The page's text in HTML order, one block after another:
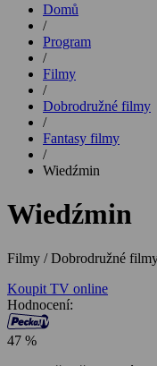
Domů
/
Program
/
Filmy
/
Dobrodružné filmy
/
Fantasy filmy
/
Wiedźmin
Wiedźmin
Filmy / Dobrodružné
Koupit TV online
Hodnocení:
47 %